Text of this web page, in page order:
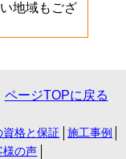
地域もござ
ページTOPに戻る
資格と保証
施工事例
様の声